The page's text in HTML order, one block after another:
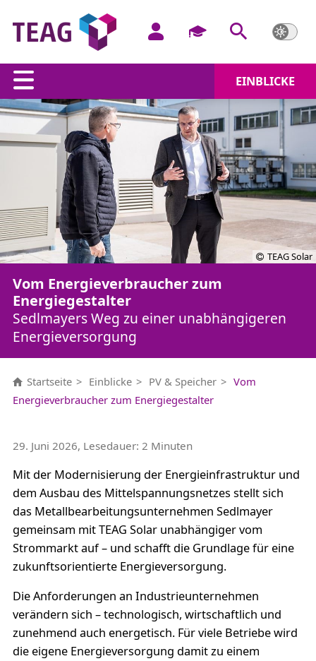
EINBLICKE
TEAG Solar
Vom Energieverbraucher zum
Energiegestalter
Sedlmayers Weg zu einer unabhängigeren
Energieversorgung
Startseite Einblicke PV & Speicher
Vom
Energieverbraucher zum Energiegestalter
29. Juni 2026, Lesedauer: 2 Minuten
Mit der Modernisierung der Energieinfrastruktur und
dem Ausbau des Mittelspannungsnetzes stellt sich
das Metallbearbeitungsunternehmen Sedlmayer
gemeinsam mit TEAG Solar unabhängiger vom
Strommarkt auf – und schafft die Grundlage für eine
zukunftsorientierte Energieversorgung.
Die Anforderungen an Industrieunternehmen
verändern sich – technologisch, wirtschaftlich und
zunehmend auch energetisch. Für viele Betriebe wird
die eigene Energieversorgung damit zu einem